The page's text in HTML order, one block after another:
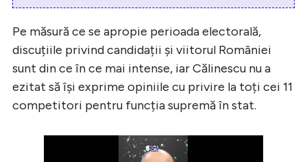
Pe măsură ce se apropie perioada electorală,
discuțiile privind candidații și viitorul României
sunt din ce în ce mai intense, iar Călinescu nu a
ezitat să își exprime opiniile cu privire la toți cei 11
competitori pentru funcția supremă în stat.